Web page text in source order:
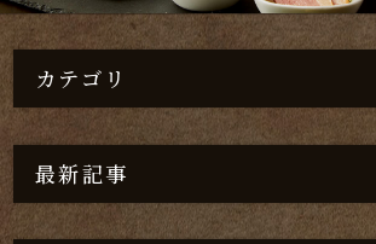
カテゴリ
最新記事